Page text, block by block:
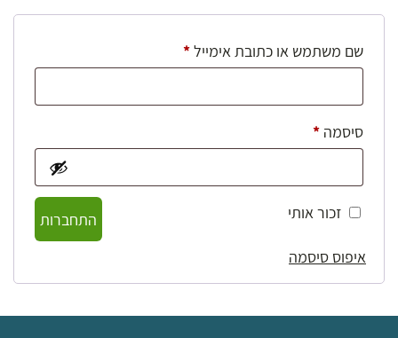
שם משתמש או כתובת אימייל*חובה
סיסמה *חובה
זכור אותי
התחברות
איפוס סיסמה